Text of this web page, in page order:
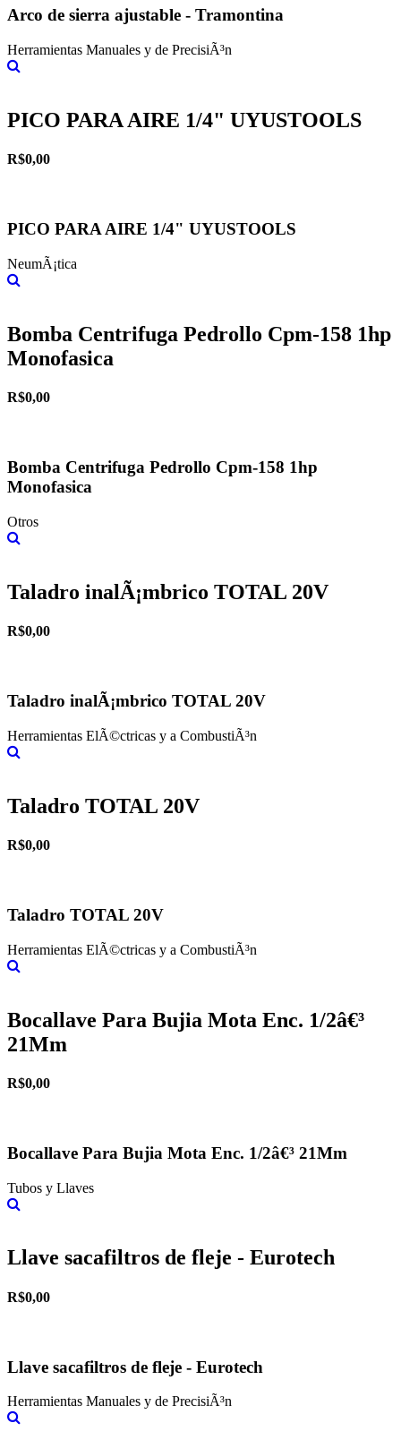
Arco de sierra ajustable - Tramontina
Herramientas Manuales y de PrecisiÃ³n
PICO PARA AIRE 1/4" UYUSTOOLS
R$0,00
PICO PARA AIRE 1/4" UYUSTOOLS
NeumÃ¡tica
Bomba Centrifuga Pedrollo Cpm-158 1hp
Monofasica
R$0,00
Bomba Centrifuga Pedrollo Cpm-158 1hp
Monofasica
Otros
Taladro inalÃ¡mbrico TOTAL 20V
R$0,00
Taladro inalÃ¡mbrico TOTAL 20V
Herramientas ElÃ©ctricas y a CombustiÃ³n
Taladro TOTAL 20V
R$0,00
Taladro TOTAL 20V
Herramientas ElÃ©ctricas y a CombustiÃ³n
Bocallave Para Bujia Mota Enc. 1/2â€³
21Mm
R$0,00
Bocallave Para Bujia Mota Enc. 1/2â€³ 21Mm
Tubos y Llaves
Llave sacafiltros de fleje - Eurotech
R$0,00
Llave sacafiltros de fleje - Eurotech
Herramientas Manuales y de PrecisiÃ³n